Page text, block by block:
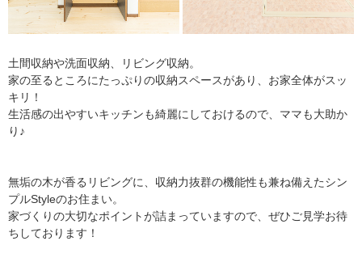
土間収納や洗面収納、リビング収納。
家の至るところにたっぷりの収納スペースがあり、お家全体がスッ
キリ！
生活感の出やすいキッチンも綺麗にしておけるので、ママも大助か
り♪
無垢の木が香るリビングに、収納力抜群の機能性も兼ね備えたシン
プルStyleのお住まい。
家づくりの大切なポイントが詰まっていますので、ぜひご見学お待
ちしております！